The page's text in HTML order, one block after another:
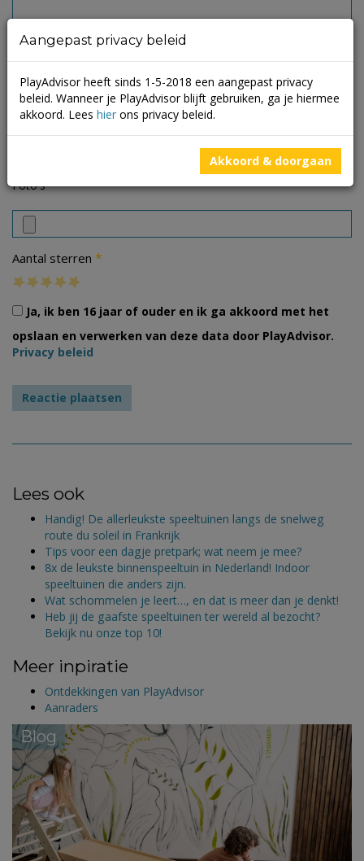
Foto's
Aantal sterren *
Ja, ik ben 16 jaar of ouder en ik ga akkoord met het
opslaan en verwerken van deze data door PlayAdvisor.
Privacy beleid
Lees ook
Handig! De allerleukste speeltuinen langs de snelweg
route du soleil in Frankrijk
Tips voor een dagje pretpark; wat neem je mee?
8x de leukste binnenspeeltuin in Nederland! Indoor
speeltuinen die anders zijn.
Wat schommelen je leert…, en dat is meer dan je denkt!
Heb jij de gaafste speeltuinen ter wereld al bezocht?
Bekijk nu onze top 10!
Meer inpiratie
Ontdekkingen van PlayAdvisor
Aanraders
Blog
Aangepast privacy beleid
PlayAdvisor heeft sinds 1-5-2018 een aangepast privacy
beleid. Wanneer je PlayAdvisor blijft gebruiken, ga je hiermee
akkoord. Lees hier ons privacy beleid.
Akkoord & doorgaan